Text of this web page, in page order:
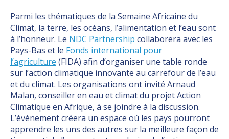
Parmi les thématiques de la Semaine Africaine du
Climat, la terre, les océans, l’alimentation et l’eau sont
à l’honneur. Le NDC Partnership collaborera avec les
Pays-Bas et le Fonds international pour
l’agriculture (FIDA) afin d’organiser une table ronde
sur l’action climatique innovante au carrefour de l’eau
et du climat. Les organisations ont invité Arnaud
Malan, conseiller en eau et climat du projet Action
Climatique en Afrique, à se joindre à la discussion.
L’événement créera un espace où les pays pourront
apprendre les uns des autres sur la meilleure façon de